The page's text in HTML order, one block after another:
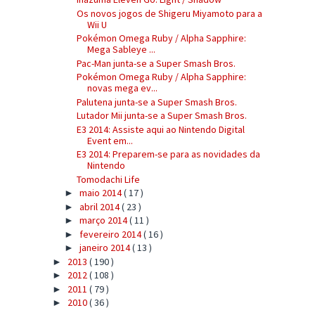
Os novos jogos de Shigeru Miyamoto para a
Wii U
Pokémon Omega Ruby / Alpha Sapphire:
Mega Sableye ...
Pac-Man junta-se a Super Smash Bros.
Pokémon Omega Ruby / Alpha Sapphire:
novas mega ev...
Palutena junta-se a Super Smash Bros.
Lutador Mii junta-se a Super Smash Bros.
E3 2014: Assiste aqui ao Nintendo Digital
Event em...
E3 2014: Preparem-se para as novidades da
Nintendo
Tomodachi Life
► maio 2014( 17 )
► abril 2014( 23 )
► março 2014( 11 )
► fevereiro 2014( 16 )
► janeiro 2014( 13 )
► 2013 ( 190 )
► 2012( 108 )
► 2011 ( 79 )
► 2010( 36 )